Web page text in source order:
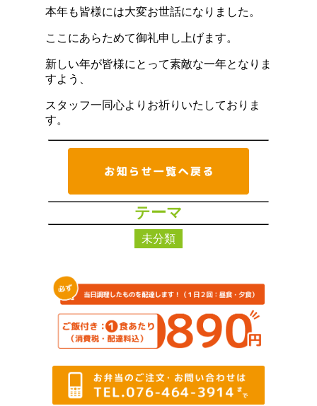
本年も皆様には大変お世話になりました。
ここにあらためて御礼申し上げます。
新しい年が皆様にとって素敵な一年となりま
すよう、
スタッフ一同心よりお祈りいたしておりま
す。
テーマ
未分類